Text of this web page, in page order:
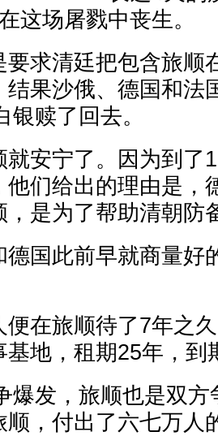
这场屠戮中丧生。
要求清廷把包含旅顺
结果沙俄、德国和法
赎了回去。
就安宁了。因为到了
他们给出的理由是，
，是为了帮助清朝防
德国此前早就商量好
便在旅顺待了7年之
基地，租期25年，到
爆发，旅顺也是双
顺，付出了六七万人